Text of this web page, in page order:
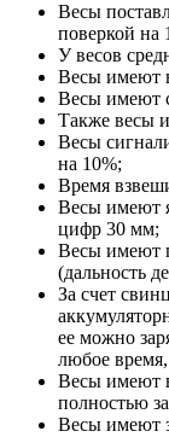
Весы
поверкой на
У весов
Весы имеют
Весы имеют
Также весы
Весы
на 10%;
Время
Весы имеют
цифр 30 мм;
Весы имеют
(дальность
За счет
ее можно
любое время,
Весы имеют
полностью
Весы имеют